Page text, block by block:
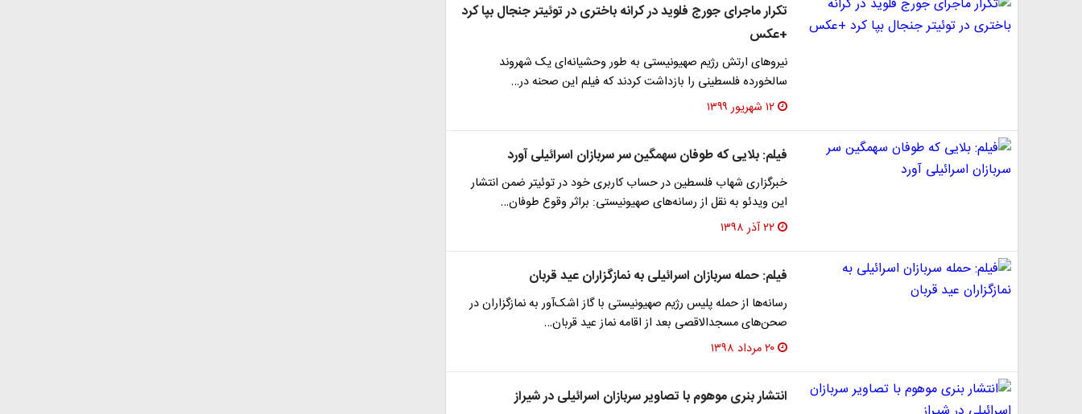
تکرار ماجرای جورج فلوید در کرانه باختری در توئیتر جنجال بپا کرد
+عکس
نیرو‌های ارتش رژیم صهیونیستی به طور وحشیانه‌ای یک شهروند
سالخورده فلسطینی را بازداشت کردند که فیلم این صحنه در…
۱۲ شهریور ۱۳۹۹
فیلم: بلایی که طوفان سهمگین سر سربازان اسرائیلی آورد
خبرگزاری شهاب فلسطین در حساب کاربری خود در توئیتر ضمن انتشار
این ویدئو به نقل از رسانه‌های صهیونیستی: براثر وقوع طوفان…
۲۲ آذر ۱۳۹۸
فیلم: حمله سربازان اسرائیلی به نمازگزاران عید قربان
رسانه‌ها از حمله پلیس رژیم صهیونیستی با گاز اشک‌آور به نمازگزاران در
صحن‌های مسجدالاقصی بعد از اقامه نماز عید قربان…
۲۰ مرداد ۱۳۹۸
انتشار بنری موهوم با تصاویر سربازان اسرائیلی در شیراز